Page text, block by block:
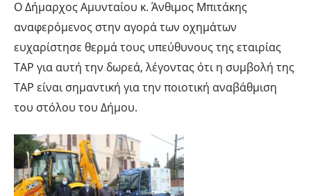
Ο Δήμαρχος Αμυνταίου κ. Άνθιμος Μπιτάκης
αναφερόμενος στην αγορά των οχημάτων
ευχαρίστησε θερμά τους υπεύθυνους της εταιρίας
TAP για αυτή την δωρεά, λέγοντας ότι η συμβολή της
ΤΑΡ είναι σημαντική για την ποιοτική αναβάθμιση
του στόλου του Δήμου.